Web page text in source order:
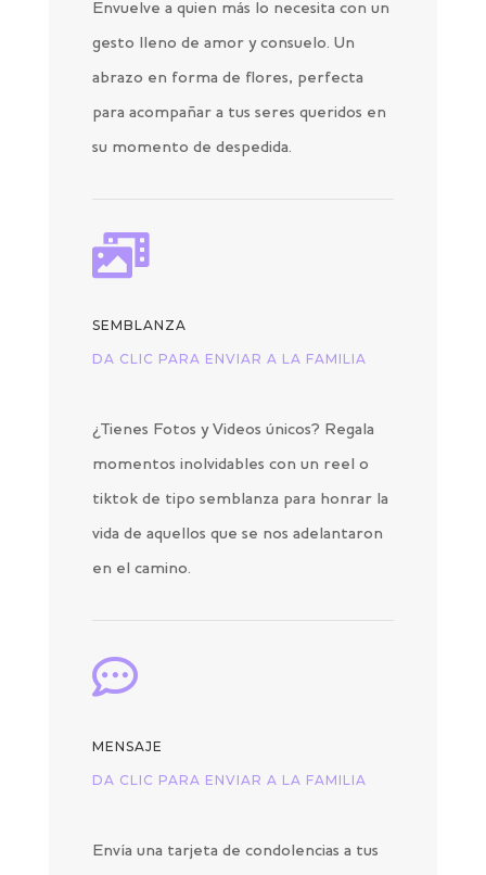
Envuelve a quien más lo necesita con un
gesto lleno de amor y consuelo. Un
abrazo en forma de flores, perfecta
para acompañar a tus seres queridos en
su momento de despedida.

SEMBLANZA
DA CLIC PARA ENVIAR A LA FAMILIA
¿Tienes Fotos y Videos únicos? Regala
momentos inolvidables con un reel o
tiktok de tipo semblanza para honrar la
vida de aquellos que se nos adelantaron
en el camino.

MENSAJE
DA CLIC PARA ENVIAR A LA FAMILIA
Envía una tarjeta de condolencias a tus